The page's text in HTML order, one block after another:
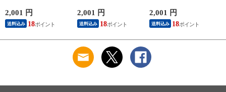
っとり 保湿 ストレ
ッチ ボタニカル タ
ンクトップ 秋冬 お
2,001 円
送料込み 18
り インナーシャツ
パッド付き 春夏 汗
染み 防止 汗 対策 綿
ット工業 S5022B-RT
涼しい 肌着
2,001 円
送料込み 18
り インナーシャツ
パッド付き 春夏 汗
染み 防止 汗 対策 綿
ット工業 S5022B-RT
涼しい 肌着
2,001 円
送料込み 18